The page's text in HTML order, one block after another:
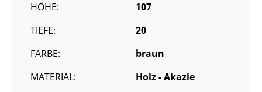
HÖHE:
107
TIEFE:
20
FARBE:
braun
MATERIAL:
Holz - Akazie